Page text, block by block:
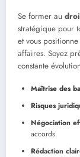
Se former au
stratégique pour
et vous
affaires. Soyez
constante
Maîtrise des
Risques
Négociation
accords.
Rédaction